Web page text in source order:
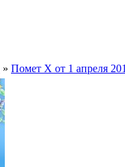
» Помет Х от 1 апреля